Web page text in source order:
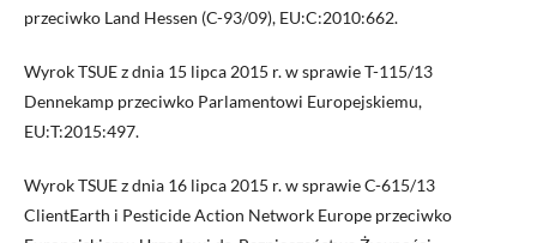
przeciwko Land Hessen (C-93/09), EU:C:2010:662.
Wyrok TSUE z dnia 15 lipca 2015 r. w sprawie T-115/13
Dennekamp przeciwko Parlamentowi Europejskiemu,
EU:T:2015:497.
Wyrok TSUE z dnia 16 lipca 2015 r. w sprawie C-615/13
ClientEarth i Pesticide Action Network Europe przeciwko